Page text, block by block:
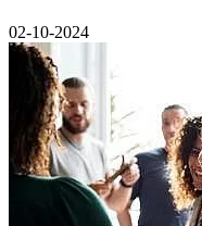
02-10-2024